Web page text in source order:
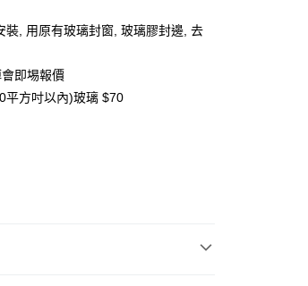
立訂單處理)
裝, 用原有玻璃封窗, 玻璃膠封邊, 去
即埸報價
平方吋以內)玻璃 $70